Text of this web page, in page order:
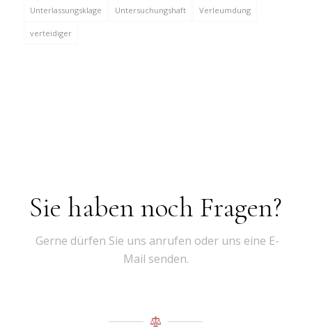
Unterlassungsklage Untersuchungshaft Verleumdung
verteidiger
Sie haben noch Fragen?
Gerne dürfen Sie uns anrufen oder uns eine E-
Mail senden.